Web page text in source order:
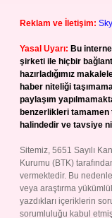
Reklam ve İletişim:
Yasal Uyarı: Bu
şirketi ile hiçbir
hazırladığımız
haber niteliği
paylaşım
benzerlikleri
halindedir ve tavsiye
Sitemiz, 5651 Sayılı
Kurumu (BTK)
vermektedir. Bu
veya araştırma
yazdıkları içeriklerin
sorumluluğu kabul etmiş